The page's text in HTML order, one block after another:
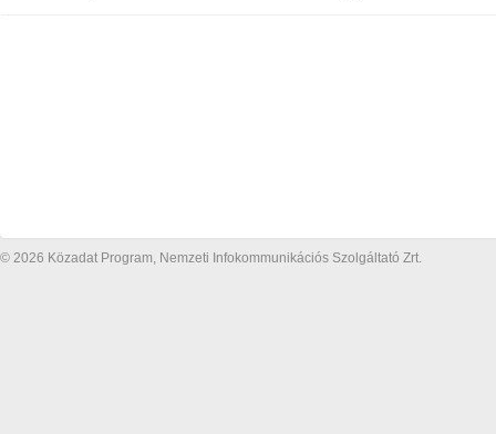
© 2026 Közadat Program, Nemzeti Infokommunikációs Szolgáltató Zrt.